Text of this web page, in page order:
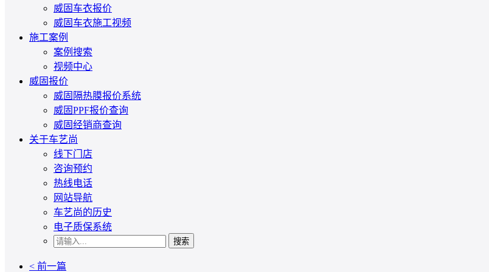
威固车衣报价
威固车衣施工视频
施工案例
案例搜索
视频中心
威固报价
威固隔热膜报价系统
威固PPF报价查询
威固经销商查询
关于车艺尚
线下门店
咨询预约
热线电话
网站导航
车艺尚的历史
电子质保系统
搜索
< 前一篇